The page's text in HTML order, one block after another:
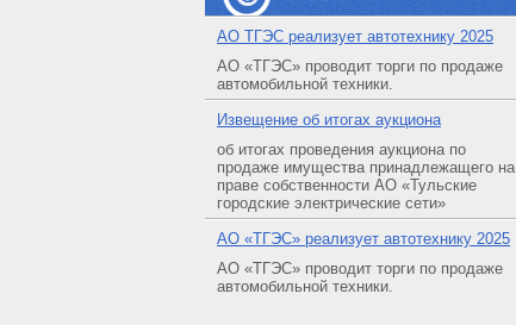
АO ТГЭС реализует автотехнику 2025
АО «ТГЭС» проводит торги по продаже
автомобильной техники.
Извещение об итогах аукциона
об итогах проведения аукциона по
продаже имущества принадлежащего на
праве собственности АО «Тульские
городские электрические сети»
АO «ТГЭС» реализует автотехнику 2025
АО «ТГЭС» проводит торги по продаже
автомобильной техники.